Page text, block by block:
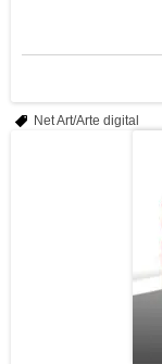
Net Art/Arte digital